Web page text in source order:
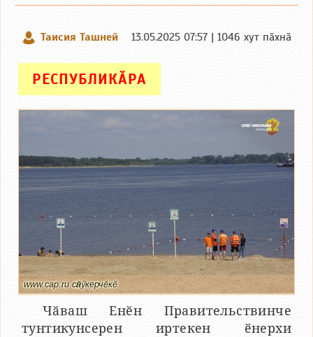
Таисия Ташней 13.05.2025 07:57 | 1046 хут пӑхнӑ
РЕСПУБЛИКӐРА
www.cap.ru сӑнӳкерчӗкӗ
Чӑваш Енӗн Правительствинче
тунтикунсерен иртекен ӗнерхи